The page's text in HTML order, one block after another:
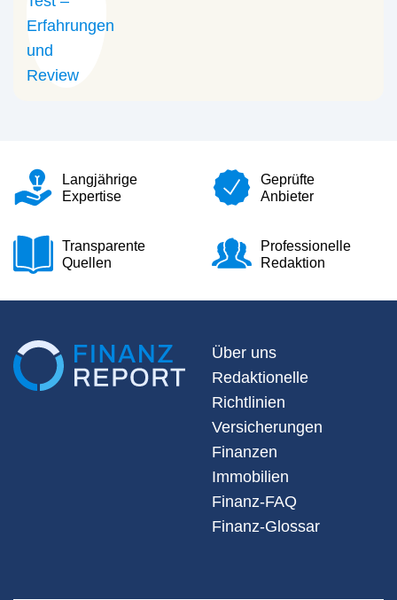
Langjährige
Expertise
Geprüfte
Anbieter
Transparente
Quellen
Professionelle
Redaktion
Über uns
Redaktionelle
Richtlinien
Versicherungen
Finanzen
Immobilien
Finanz-FAQ
Finanz-Glossar